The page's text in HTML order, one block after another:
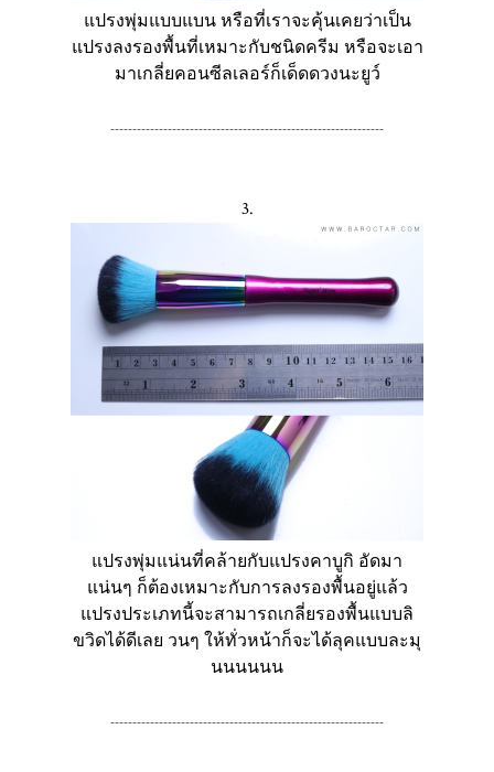
แปรงพุ่มแบบแบน หรือที่เราจะคุ้นเคยว่าเป็น
แปรงลงรองพื้นที่เหมาะกับชนิดครีม หรือจะเอา
มาเกลี่ยคอนซีลเลอร์ก็เด็ดดวงนะยูว์
--------------------------------------------------------------
3.
แปรงพุ่มแน่นที่คล้ายกับแปรงคาบูกิ อัดมา
แน่นๆ ก็ต้องเหมาะกับการลงรองพื้นอยู่แล้ว
แปรงประเภทนี้จะสามารถเกลี่ยรองพื้นแบบลิ
ขวิดได้ดีเลย วนๆ ให้ทั่วหน้าก็จะได้ลุคแบบละมุ
นนนนนน
--------------------------------------------------------------